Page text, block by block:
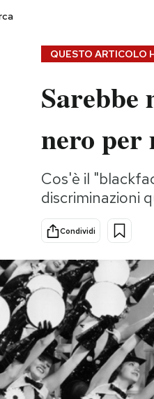
Storie/Idee
Ok Boomer!
Altrecose
Mondiali calcio 2026
QUESTO ARTICOLO
Sarebbe
nero
Cos'è il
discriminazioni
Condividi